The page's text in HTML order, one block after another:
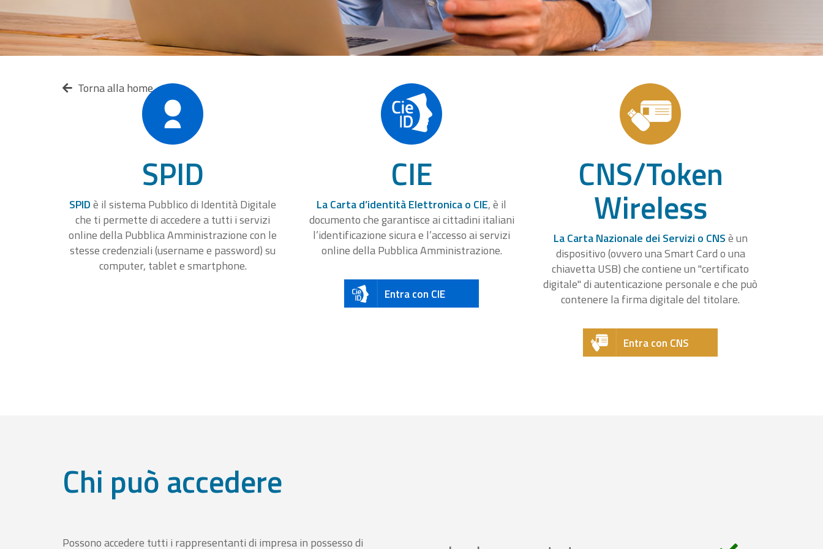
Torna alla home
SPID
SPIDè il sistema Pubblico di Identità Digitale
che ti permette di accedere a tutti i servizi
online della Pubblica Amministrazione con le
stesse credenziali (username e password) su
computer, tablet e smartphone.
CIE
La Carta d’identità Elettronica o CIE, è il
documento che garantisce ai cittadini italiani
l’identificazione sicura e l’accesso ai servizi
online della Pubblica Amministrazione.
Entra con CIE
CNS/Token
Wireless
La Carta Nazionale dei Servizi o CNSè un
dispositivo (ovvero una Smart Card o una
chiavetta USB) che contiene un "certificato
digitale" di autenticazione personale e che può
contenere la firma digitale del titolare.
Entra con CNS
Chi può accedere
Possono accedere tutti i rappresentanti di impresa in possesso di